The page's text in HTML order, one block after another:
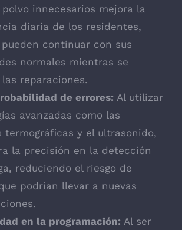
innecesarios mejora la
diaria de los residentes,
continuar con sus
normales mientras se
reparaciones.
de errores: Al utilizar
avanzadas como las
termográficas y el ultrasonido,
la precisión en la detección
reduciendo el riesgo de
podrían llevar a nuevas
en la programación: Al ser